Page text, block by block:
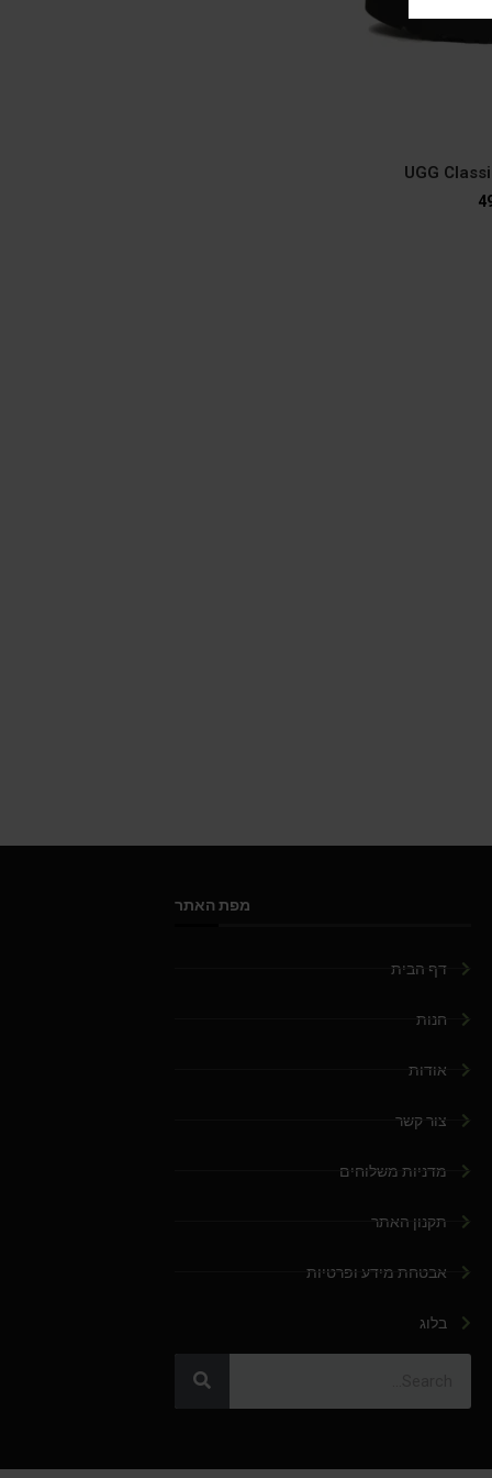
UGG
מפת האתר
דף הבית
חנות
אודות
צור קשר
מדניות משלוחים
תקנון האתר
אבטחת מידע ופרטיות
בלוג